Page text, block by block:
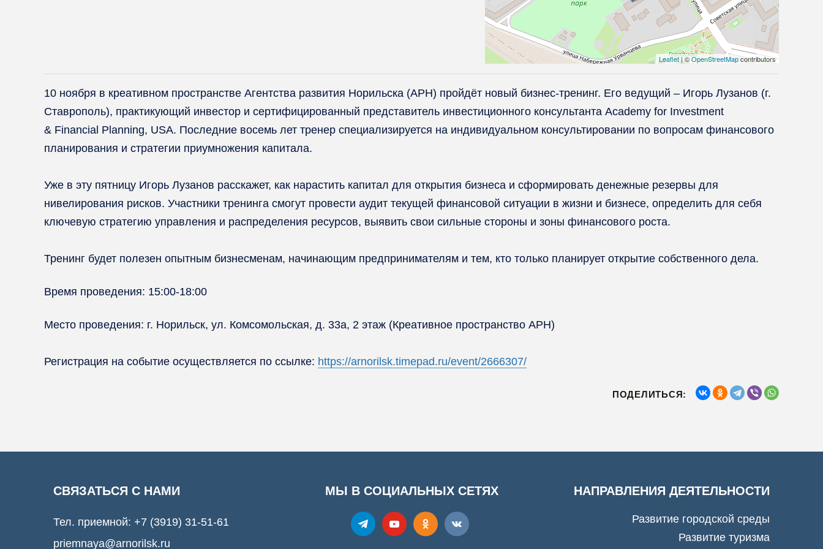
Leaflet| ©OpenStreetMapcontributors
10 ноября в креативном пространстве Агентства развития Норильска (АРН) пройдёт новый бизнес-тренинг. Его ведущий – Игорь Лузанов (г.
Ставрополь), практикующий инвестор и сертифицированный представитель инвестиционного консультанта Academy for Investment
& Financial Planning, USA. Последние восемь лет тренер специализируется на индивидуальном консультировании по вопросам финансового
планирования и стратегии приумножения капитала.
Уже в эту пятницу Игорь Лузанов расскажет, как нарастить капитал для открытия бизнеса и сформировать денежные резервы для
нивелирования рисков. Участники тренинга смогут провести аудит текущей финансовой ситуации в жизни и бизнесе, определить для себя
ключевую стратегию управления и распределения ресурсов, выявить свои сильные стороны и зоны финансового роста.
Тренинг будет полезен опытным бизнесменам, начинающим предпринимателям и тем, кто только планирует открытие собственного дела.
Время проведения: 15:00-18:00
Место проведения: г. Норильск, ул. Комсомольская, д. 33а, 2 этаж (Креативное пространство АРН)
Регистрация на событие осуществляется по ссылке: https://arnorilsk.timepad.ru/event/2666307/
ПОДЕЛИТЬСЯ:
СВЯЗАТЬСЯ С НАМИ
Тел. приемной: +7 (3919) 31-51-61
priemnaya@arnorilsk.ru
МЫ В СОЦИАЛЬНЫХ СЕТЯХ НАПРАВЛЕНИЯ ДЕЯТЕЛЬНОСТИ
Развитие городской среды
Развитие туризма